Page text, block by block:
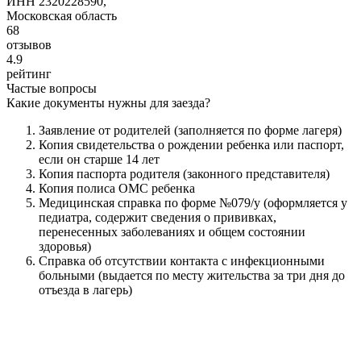
Московская область
68
отзывов
4.9
рейтинг
Частые вопросы
Какие документы нужны для заезда?
Заявление от родителей (заполняется по форме лагеря)
Копия свидетельства о рождении ребенка или паспорт,
если он старше 14 лет
Копия паспорта родителя (законного представителя)
Копия полиса ОМС ребенка
Медицинская справка по форме №079/у (оформляется у
педиатра, содержит сведения о прививках,
перенесенных заболеваниях и общем состоянии
здоровья)
Справка об отсутствии контакта с инфекционными
больными (выдается по месту жительства за три дня до
отъезда в лагерь)